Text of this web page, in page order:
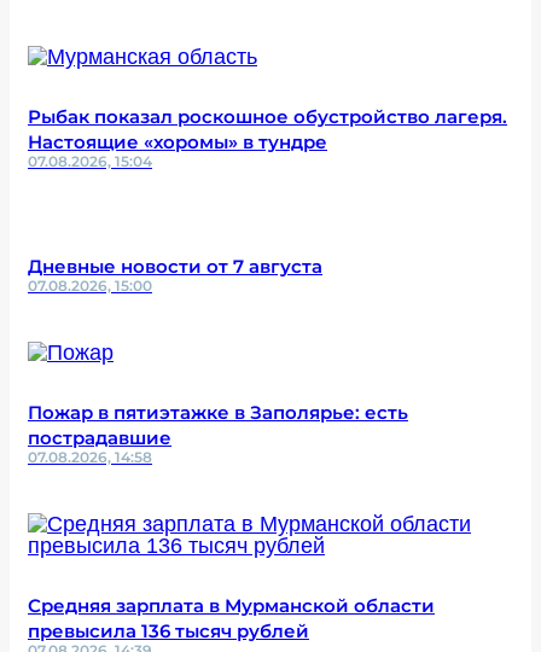
Рыбак показал роскошное обустройство лагеря.
Настоящие «хоромы» в тундре
07.08.2026, 15:04
Дневные новости от 7 августа
07.08.2026, 15:00
Пожар в пятиэтажке в Заполярье: есть
пострадавшие
07.08.2026, 14:58
Средняя зарплата в Мурманской области
превысила 136 тысяч рублей